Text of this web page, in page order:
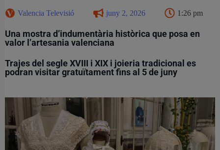
Valencia Televisió juny 2, 2026 1:26 pm
Una mostra d’indumentària històrica que posa en
valor l’artesania valenciana
Trajes del segle XVIII i XIX i joieria tradicional es
podran visitar gratuïtament fins al 5 de juny